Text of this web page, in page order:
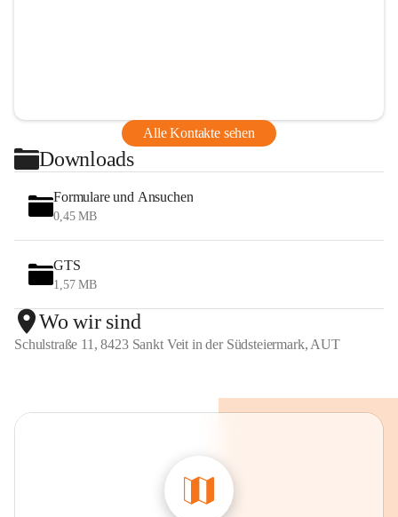
Alle Kontakte sehen
Downloads
Formulare und Ansuchen
0,45 MB
GTS
1,57 MB
Wo wir sind
Schulstraße 11, 8423 Sankt Veit in der Südsteiermark, AUT